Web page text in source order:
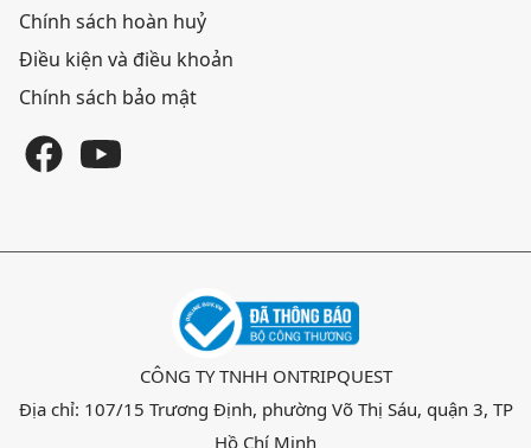
Chính sách hoàn huỷ
Điều kiện và điều khoản
Chính sách bảo mật
CÔNG TY TNHH ONTRIPQUEST
Địa chỉ: 107/15 Trương Định, phường Võ Thị Sáu, quận 3, TP
Hồ Chí Minh